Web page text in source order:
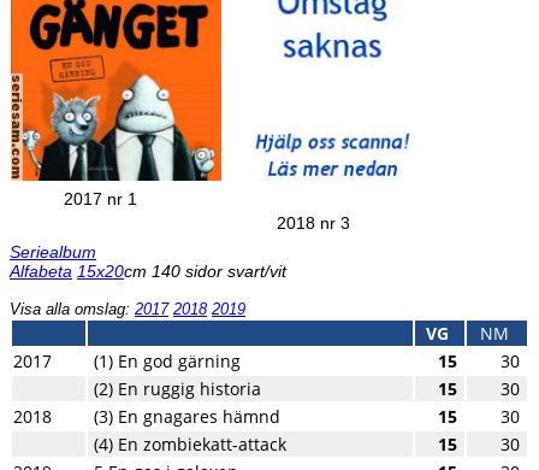
2017 nr 1
2018 nr 3
Seriealbum
Alfabeta 15x20cm 140 sidor svart/vit
Visa alla omslag: 2017 2018 2019
VG
NM
2017
(1) En god gärning 15
30
(2) En ruggig historia
15
30
2018
(3) En gnagares hämnd 15
30
(4) En zombiekatt-attack
15
30